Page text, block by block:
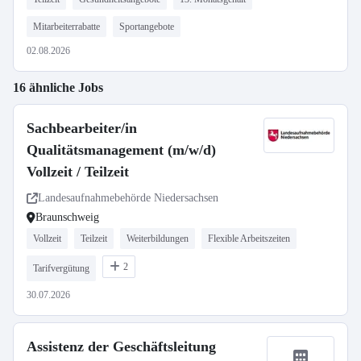
Mitarbeiterrabatte Sportangebote
02.08.2026
16 ähnliche Jobs
Sachbearbeiter/in
Qualitätsmanagement (m/w/d)
Vollzeit / Teilzeit
Landesaufnahmebehörde Niedersachsen
Braunschweig
Vollzeit Teilzeit Weiterbildungen Flexible Arbeitszeiten
Tarifvergütung 2
30.07.2026
Assistenz der Geschäftsleitung